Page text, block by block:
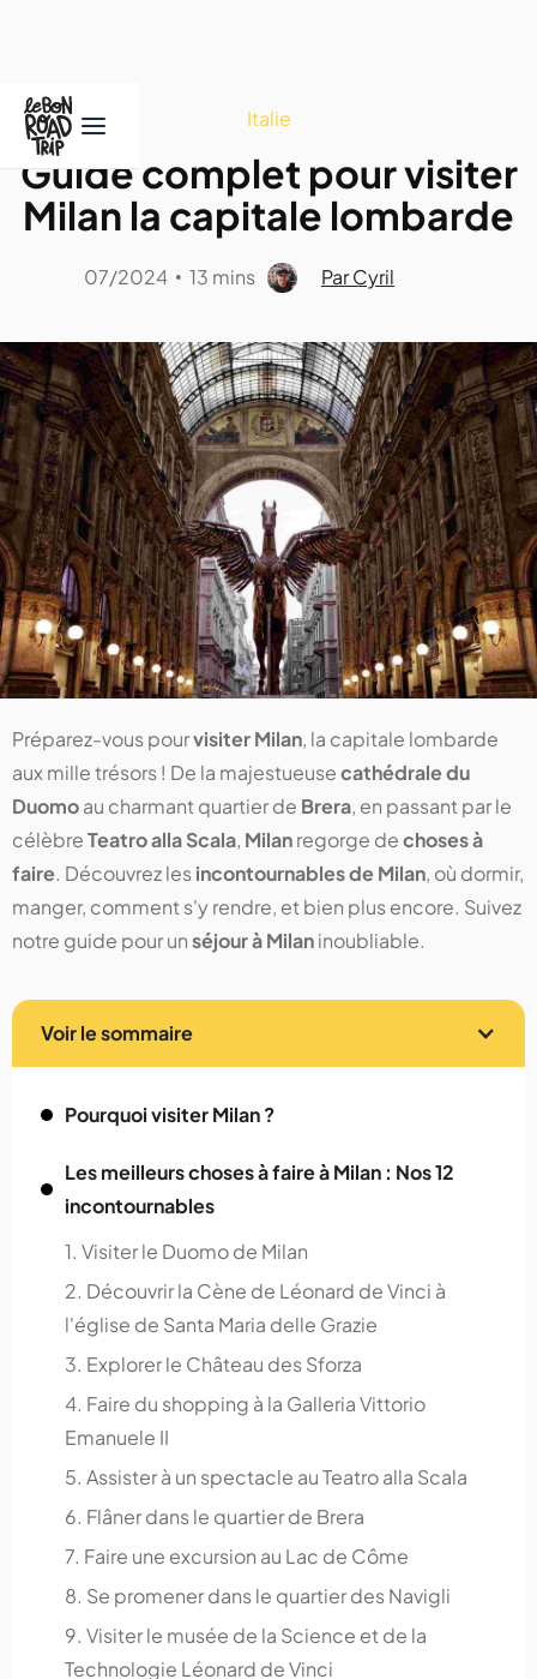
Italie
Guide complet pour visiter
Milan la capitale lombarde
07/2024 • 13 mins Par Cyril
Préparez-vous pourvisiter Milan, la capitale lombarde
aux mille trésors ! De la majestueusecathédrale du
Duomoau charmant quartier de Brera, en passant par le
célèbreTeatro alla Scala, Milanregorge dechoses à
faire. Découvrez lesincontournables de Milan, où dormir,
manger, comment s'y rendre, et bien plus encore. Suivez
notre guide pour unséjour à Milaninoubliable.
Voir le sommaire
Pourquoi visiter Milan ?
Les meilleurs choses à faire à Milan : Nos 12
incontournables
1. Visiter le Duomo de Milan
2. Découvrir la Cène de Léonard de Vinci à
l'église de Santa Maria delle Grazie
3. Explorer le Château des Sforza
4. Faire du shopping à la Galleria Vittorio
Emanuele II
5. Assister à un spectacle au Teatro alla Scala
6. Flâner dans le quartier de Brera
7. Faire une excursion au Lac de Côme
8. Se promener dans le quartier des Navigli
9. Visiter le musée de la Science et de la
Technologie Léonard de Vinci